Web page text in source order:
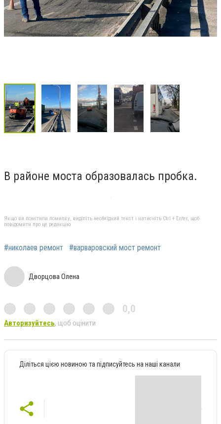
В районе моста образовалась пробка.
Якщо ви помітили помилку, виділіть необхідний текст і натисніть Ctrl + Enter, щоб
повідомити про це редакцію
#николаев ремонт #варваровский мост ремонт
Дворцова Олена
0,0
Авторизуйтесь, щоб оцінити
Діліться цією новиною та підписуйтесь на наші канали